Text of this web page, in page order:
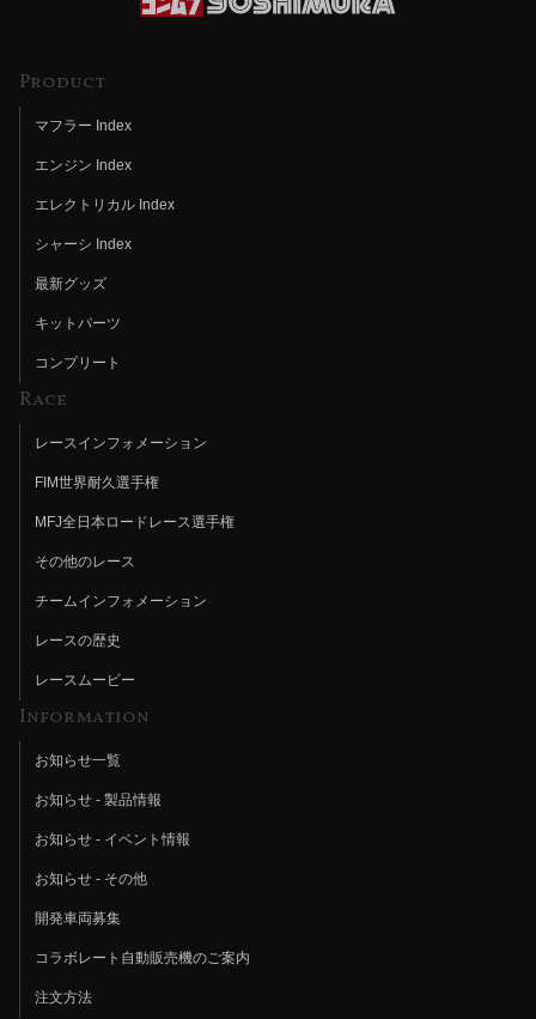
Product
マフラー Index
エンジン Index
エレクトリカル Index
シャーシ Index
最新グッズ
キットパーツ
コンプリート
Race
レースインフォメーション
FIM世界耐久選手権
MFJ全日本ロードレース選手権
その他のレース
チームインフォメーション
レースの歴史
レースムービー
Information
お知らせ一覧
お知らせ - 製品情報
お知らせ - イベント情報
お知らせ - その他
開発車両募集
コラボレート自動販売機のご案内
注文方法